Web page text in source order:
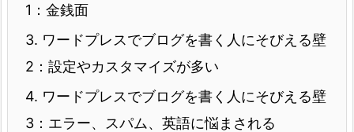
1：金銭面
3. ワードプレスでブログを書く人にそびえる壁
2：設定やカスタマイズが多い
4. ワードプレスでブログを書く人にそびえる壁
3：エラー、スパム、英語に悩まされる